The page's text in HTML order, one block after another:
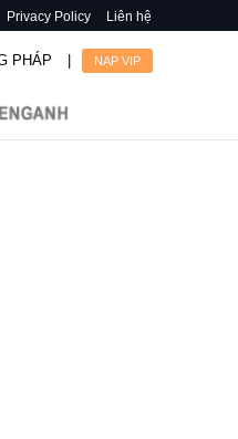
Privacy Policy Liên hệ
PHÁP NẠP VIP